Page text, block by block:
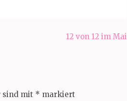
12 von 12 im Mai
sind mit * markiert